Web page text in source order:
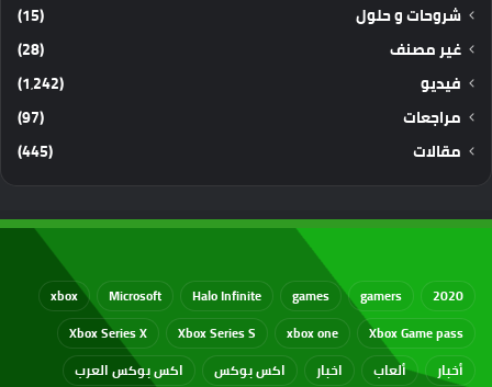
شروحات و حلول
(15)
غير مصنف
(28)
فيديو
(1٬242)
مراجعات
(97)
مقالات
(445)
2020
gamers
games
Halo Infinite
Microsoft
xbox
Xbox Game pass
xbox one
Xbox Series S
Xbox Series X
أخبار
ألعاب اخبار اكس بوكس
اكس بوكس العرب